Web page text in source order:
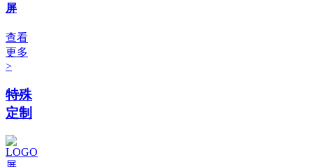
屏
查看
更多
>
特殊
定制